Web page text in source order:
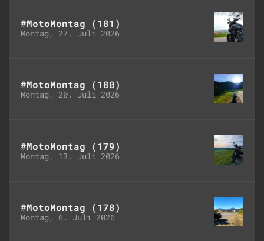
#MotoMontag (181)
Montag, 27. Juli 2026
#MotoMontag (180)
Montag, 20. Juli 2026
#MotoMontag (179)
Montag, 13. Juli 2026
#MotoMontag (178)
Montag, 6. Juli 2026